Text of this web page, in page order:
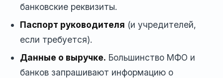
банковские реквизиты.
Паспорт руководителя (и учредителей,
если требуется).
Данные о выручке. Большинство МФО и
банков запрашивают информацию о